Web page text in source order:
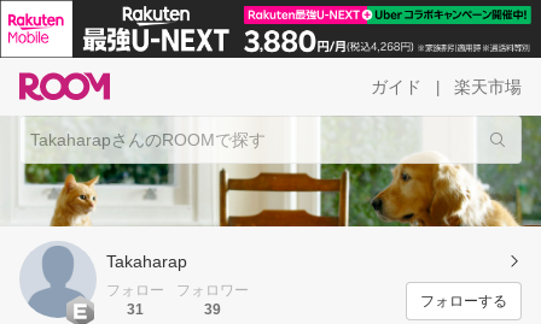
ガイド 楽天市場
Takaharap
フォロー
31
フォロワー
39
フォローする